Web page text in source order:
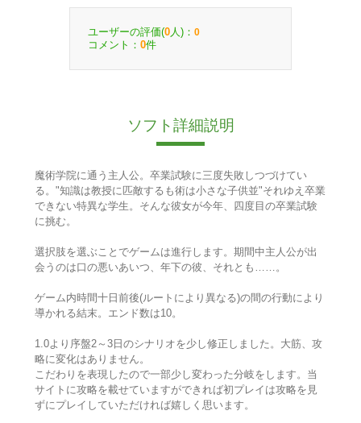
ユーザーの評価(0 人)： 0
コメント： 0件
ソフト詳細説明
魔術学院に通う主人公。卒業試験に三度失敗しつづけてい
る。"知識は教授に匹敵するも術は小さな子供並"それゆえ卒業
できない特異な学生。そんな彼女が今年、四度目の卒業試験
に挑む。
選択肢を選ぶことでゲームは進行します。期間中主人公が出
会うのは口の悪いあいつ、年下の彼、それとも……。
ゲーム内時間十日前後(ルートにより異なる)の間の行動により
導かれる結末。エンド数は10。
1.0より序盤2～3日のシナリオを少し修正しました。大筋、攻
略に変化はありません。
こだわりを表現したので一部少し変わった分岐をします。当
サイトに攻略を載せていますができれば初プレイは攻略を見
ずにプレイしていただければ嬉しく思います。